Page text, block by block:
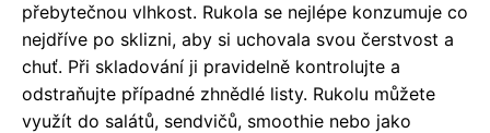
přebytečnou vlhkost. Rukola se nejlépe konzumuje co
nejdříve po sklizni, aby si uchovala svou čerstvost a
chuť. Při skladování ji pravidelně kontrolujte a
odstraňujte případné zhnědlé listy. Rukolu můžete
využít do salátů, sendvičů, smoothie nebo jako